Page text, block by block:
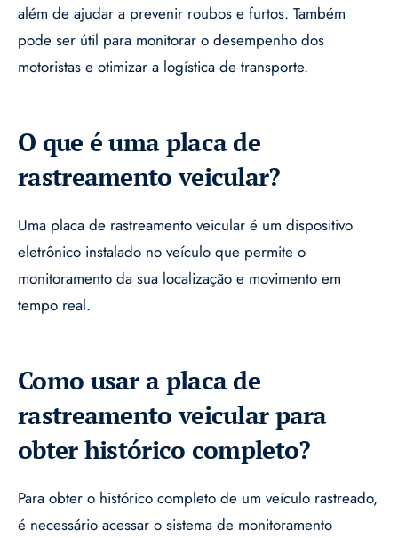
além de ajudar a prevenir roubos e furtos. Também
pode ser útil para monitorar o desempenho dos
motoristas e otimizar a logística de transporte.
O que é uma placa de
rastreamento veicular?
Uma placa de rastreamento veicular é um dispositivo
eletrônico instalado no veículo que permite o
monitoramento da sua localização e movimento em
tempo real.
Como usar a placa de
rastreamento veicular para
obter histórico completo?
Para obter o histórico completo de um veículo rastreado,
é necessário acessar o sistema de monitoramento